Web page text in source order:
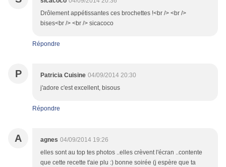
Drôlement appétissantes ces brochettes !<br /> <br />
bises<br /> <br /> sicacoco
Répondre
P Patricia Cuisine 04/09/2014 20:30
j'adore c'est excellent, bisous
Répondre
A agnes 04/09/2014 19:26
elles sont au top tes photos ..elles crèvent l'écran ..contente
que cette recette t'aie plu :) bonne soirée (j espère que ta